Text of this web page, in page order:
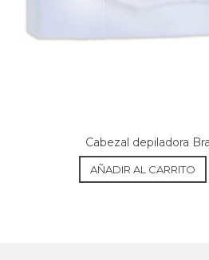
Cabezal depiladora
AÑADIR AL CARRITO